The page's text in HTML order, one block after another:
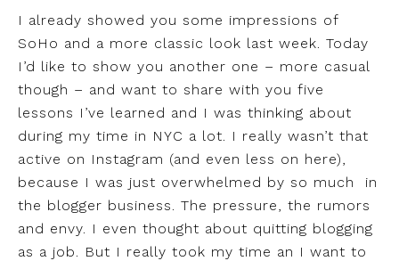
I already showed you some impressions of
SoHo and a more classic look last week. Today
I’d like to show you another one – more casual
though – and want to share with you five
lessons I’ve learned and I was thinking about
during my time in NYC a lot. I really wasn’t that
active on Instagram (and even less on here),
because I was just overwhelmed by so much in
the blogger business. The pressure, the rumors
and envy. I even thought about quitting blogging
as a job. But I really took my time an I want to